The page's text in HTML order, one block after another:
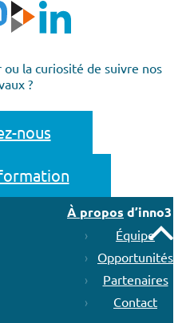
ou la curiosité de suivre nos
?
nous
À propos d’inno3
Équipe
Opportunités
Partenaires
Contact
Remonter